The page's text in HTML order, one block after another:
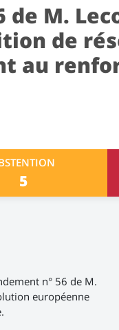
de M.
de
au
5
n° 56 de M.
européenne